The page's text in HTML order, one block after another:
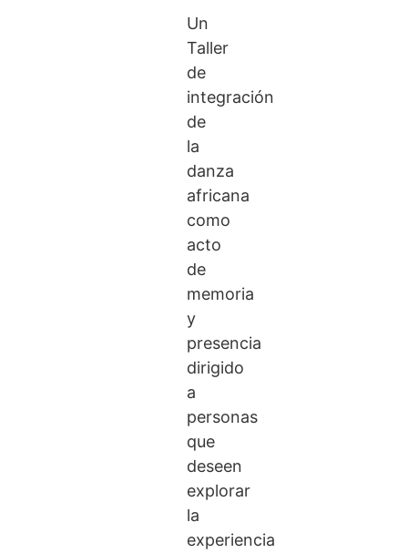
Un
Taller
de
integración
de
la
danza
africana
como
acto
de
memoria
y
presencia
dirigido
a
personas
que
deseen
explorar
la
experiencia